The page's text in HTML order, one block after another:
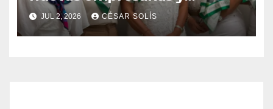
fortalece su presencia en la
región
JUL 2, 2026 CÉSAR SOLÍS